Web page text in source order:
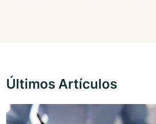
Últimos Artículos